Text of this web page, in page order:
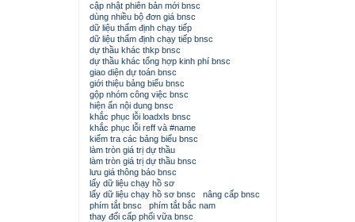
cập nhật phiên bản mới bnsc
dùng nhiều bộ đơn giá bnsc
dữ liệu thẩm định chạy tiếp
dữ liệu thẩm định chạy tiếp bnsc
dự thầu khác thkp bnsc
dự thầu khác tổng hợp kinh phí bnsc
giao diện dự toán bnsc
giới thiệu bảng biểu bnsc
gộp nhóm công việc bnsc
hiện ẩn nội dung bnsc
khắc phục lỗi loadxls bnsc
khắc phục lỗi reff và #name
kiểm tra các bảng biểu bnsc
làm tròn giá trị dự thầu
làm tròn giá trị dự thầu bnsc
lưu giá thông báo bnsc
lấy dữ liệu chạy hồ sơ
lấy dữ liệu chạy hồ sơ bnsc
nâng cấp bnsc
phím tắt bnsc
phím tắt bắc nam
thay đổi cấp phối vữa bnsc